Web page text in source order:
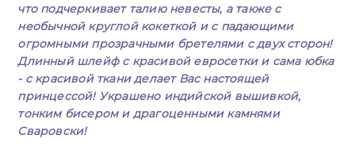
что подчеркивает талию невесты, а также с
необычной круглой кокеткой и с падающими
огромными прозрачными бретелями с двух сторон!
Длинный шлейф с красивой евросетки и сама юбка
- с красивой ткани делает Вас настоящей
принцессой! Украшено индийской вышивкой,
тонким бисером и драгоценными камнями
Сваровски!